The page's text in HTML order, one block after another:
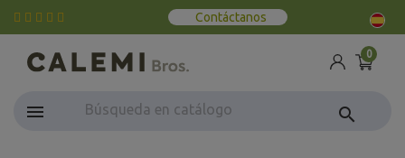
Contáctanos
0
search